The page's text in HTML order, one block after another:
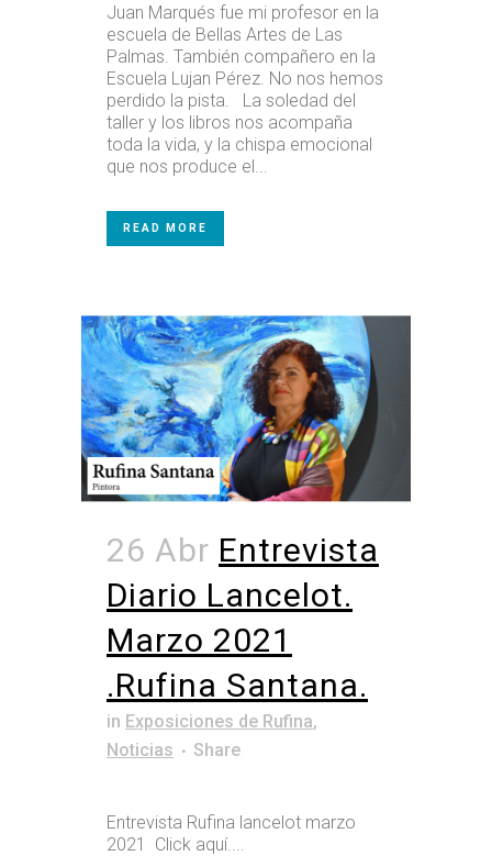
Juan Marqués fue mi profesor en la
escuela de Bellas Artes de Las
Palmas. También compañero en la
Escuela Lujan Pérez. No nos hemos
perdido la pista. La soledad del
taller y los libros nos acompaña
toda la vida, y la chispa emocional
que nos produce el...
READ MORE
26 Abr Entrevista
Diario Lancelot.
Marzo 2021
.Rufina Santana.
in Exposiciones de Rufina,
Noticias
Share
Entrevista Rufina lancelot marzo
2021 Click aquí....